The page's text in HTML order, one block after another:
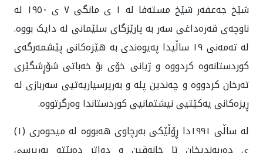
شێخ جه‌عفه‌ر شێخ مسته‌فا له ١ ی مانگی ٧ ی ١٩٥٠ له‌
ناوچەی قەرەداغی سه‌ر به پارێزگای سلێمانی لە دایک بووە.
له تە‌مه‌نی ١٩ ساڵیدا په‌یوه‌ندی به هێزه‌کانی پێشمه‌رگه‌ی
کوردستانه‌وه‌ کردووه‌ و ژیانی خۆی بۆ خه‌باتی شۆڕشگێری
ته‌رخان کردووه و چه‌ندین پله‌ و به‌رپرسیاريه‌تيی سه‌ربازی له
ڕیزه‌کانی یه‌کێتيی نیشتمانيی کوردستاندا وه‌رگرتووه.
له ساڵی ١٩٩١دا ڕۆڵێکی به‌رچاوی هه‌بووە له میحوه‌ری (١)